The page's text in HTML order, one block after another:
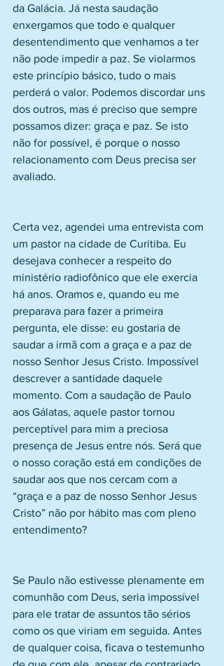
da Galácia. Já nesta saudação
enxergamos que todo e qualquer
desentendimento que venhamos a ter
não pode impedir a paz. Se violarmos
este princípio básico, tudo o mais
perderá o valor. Podemos discordar uns
dos outros, mas é preciso que sempre
possamos dizer: graça e paz. Se isto
não for possível, é porque o nosso
relacionamento com Deus precisa ser
avaliado.
Certa vez, agendei uma entrevista com
um pastor na cidade de Curitiba. Eu
desejava conhecer a respeito do
ministério radiofônico que ele exercia
há anos. Oramos e, quando eu me
preparava para fazer a primeira
pergunta, ele disse: eu gostaria de
saudar a irmã com a graça e a paz de
nosso Senhor Jesus Cristo. Impossível
descrever a santidade daquele
momento. Com a saudação de Paulo
aos Gálatas, aquele pastor tornou
perceptível para mim a preciosa
presença de Jesus entre nós. Será que
o nosso coração está em condições de
saudar aos que nos cercam com a
“graça e a paz de nosso Senhor Jesus
Cristo” não por hábito mas com pleno
entendimento?
Se Paulo não estivesse plenamente em
comunhão com Deus, seria impossível
para ele tratar de assuntos tão sérios
como os que viriam em seguida. Antes
de qualquer coisa, ficava o testemunho